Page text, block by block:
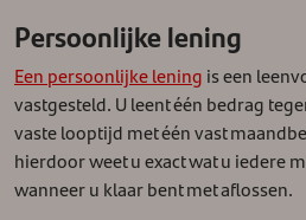
Persoonlijke lening
Een persoonlijke lening is een
vastgesteld. U leent één bedrag
vaste looptijd met één vast
hierdoor weet u exact wat u iedere
wanneer u klaar bent met aflossen.